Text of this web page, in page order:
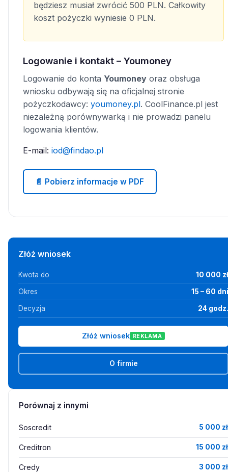
będziesz musiał zwrócić 500 PLN. Całkowity
koszt pożyczki wyniesie 0 PLN.
Logowanie i kontakt – Youmoney
Logowanie do konta Youmoney oraz obsługa
wniosku odbywają się na oficjalnej stronie
pożyczkodawcy: youmoney.pl. CoolFinance.pl jest
niezależną porównywarką i nie prowadzi panelu
logowania klientów.
E-mail: iod@findao.pl
📄 Pobierz informacje w PDF
Złóż wniosek
Kwota do 10 000 zł
Okres 15 – 60 dni
Decyzja 24 godz.
Złóż wniosek REKLAMA
O firmie
Porównaj z innymi
Soscredit 5 000 zł
Creditron 15 000 zł
Credy 3 000 zł